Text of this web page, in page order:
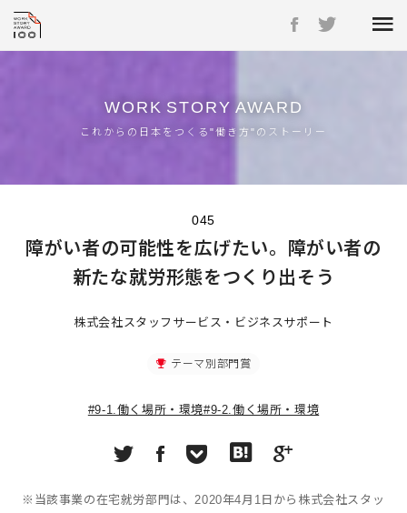
WORK STORY AWARD
これからの日本をつくる"働き方"のストーリー
045
障がい者の可能性を広げたい。障がい者の
新たな就労形態をつくり出そう
株式会社スタッフサービス・ビジネスサポート
テーマ別部門賞
#9-1.働く場所・環境#9-2.働く場所・環境
※当該事業の在宅就労部門は、2020年4月1日から株式会社スタッ